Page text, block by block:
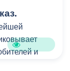
с
и
7 августа
по
и